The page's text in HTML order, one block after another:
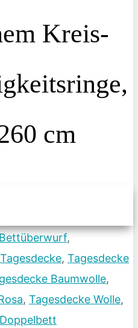
Kreis-
cm
Bettüberwurf,
Tagesdecke, Tagesdecke
Baumwolle,
, Tagesdecke Wolle,